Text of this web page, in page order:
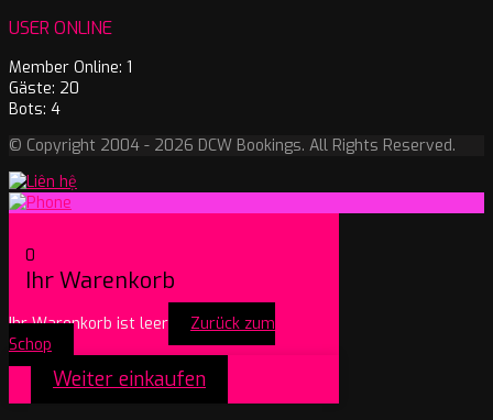
USER ONLINE
Member Online: 1
Gäste: 20
Bots: 4
© Copyright 2004 - 2026 DCW Bookings. All Rights Reserved.
0
Ihr Warenkorb
Ihr Warenkorb ist leer
Zurück zum
Schop
Weiter einkaufen